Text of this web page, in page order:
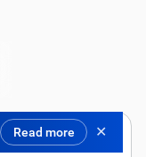
Read more ✕